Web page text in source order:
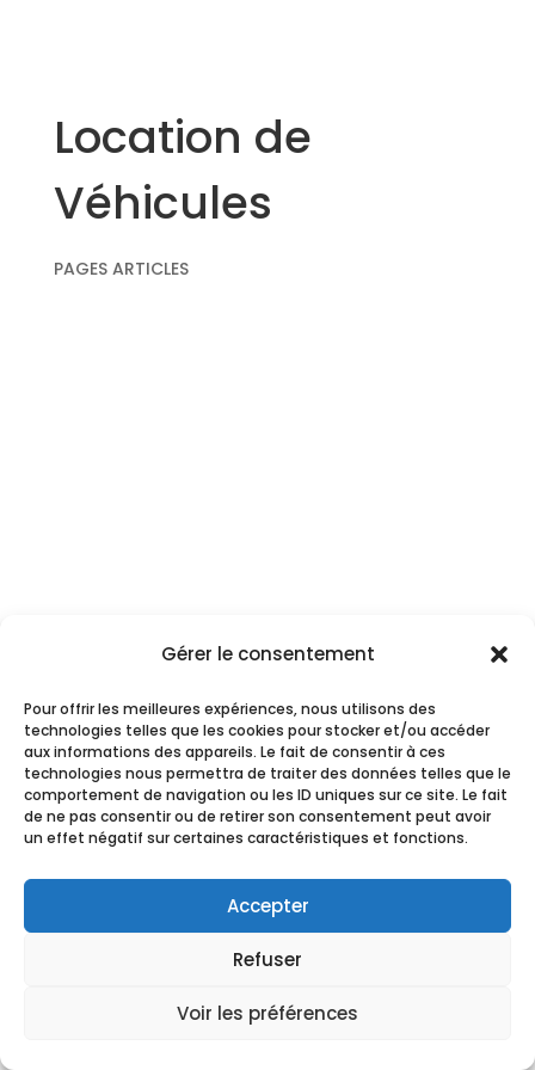
Gérer le consentement
Pour offrir les meilleures expériences, nous utilisons des
technologies telles que les cookies pour stocker et/ou accéder
aux informations des appareils. Le fait de consentir à ces
technologies nous permettra de traiter des données telles que le
comportement de navigation ou les ID uniques sur ce site. Le fait
de ne pas consentir ou de retirer son consentement peut avoir
un effet négatif sur certaines caractéristiques et fonctions.
Accepter
Refuser
Voir les préférences
Location de
Véhicules
PAGES ARTICLES